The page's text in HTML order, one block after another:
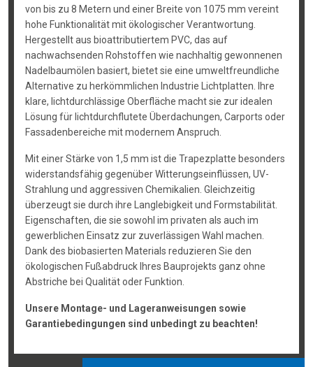
von bis zu 8 Metern und einer Breite von 1075 mm vereint
hohe Funktionalität mit ökologischer Verantwortung.
Hergestellt aus bioattributiertem PVC, das auf
nachwachsenden Rohstoffen wie nachhaltig gewonnenen
Nadelbaumölen basiert, bietet sie eine umweltfreundliche
Alternative zu herkömmlichen Industrie Lichtplatten. Ihre
klare, lichtdurchlässige Oberfläche macht sie zur idealen
Lösung für lichtdurchflutete Überdachungen, Carports oder
Fassadenbereiche mit modernem Anspruch.
Mit einer Stärke von 1,5 mm ist die Trapezplatte besonders
widerstandsfähig gegenüber Witterungseinflüssen, UV-
Strahlung und aggressiven Chemikalien. Gleichzeitig
überzeugt sie durch ihre Langlebigkeit und Formstabilität.
Eigenschaften, die sie sowohl im privaten als auch im
gewerblichen Einsatz zur zuverlässigen Wahl machen.
Dank des biobasierten Materials reduzieren Sie den
ökologischen Fußabdruck Ihres Bauprojekts ganz ohne
Abstriche bei Qualität oder Funktion.
Unsere Montage- und Lageranweisungen sowie
Garantiebedingungen sind unbedingt zu beachten!